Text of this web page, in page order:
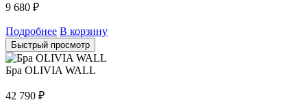
9 680 ₽
Подробнее В корзину
Быстрый просмотр
Бра OLIVIA WALL
42 790 ₽